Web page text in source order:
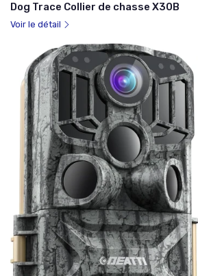
Dog Trace Collier de chasse X30B
Voir le détail